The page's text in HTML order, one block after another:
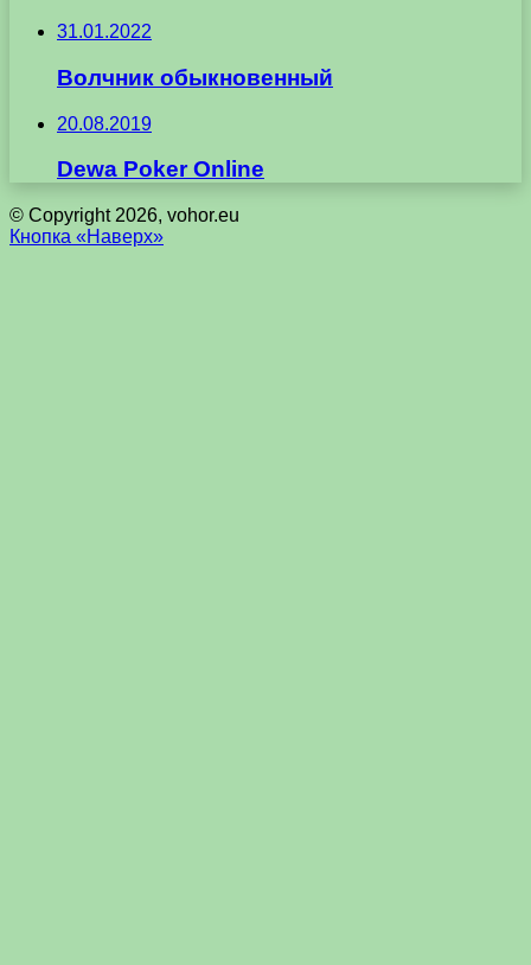
31.01.2022
Волчник обыкновенный
20.08.2019
Dewa Poker Online
© Copyright 2026, vohor.eu
Кнопка «Наверх»